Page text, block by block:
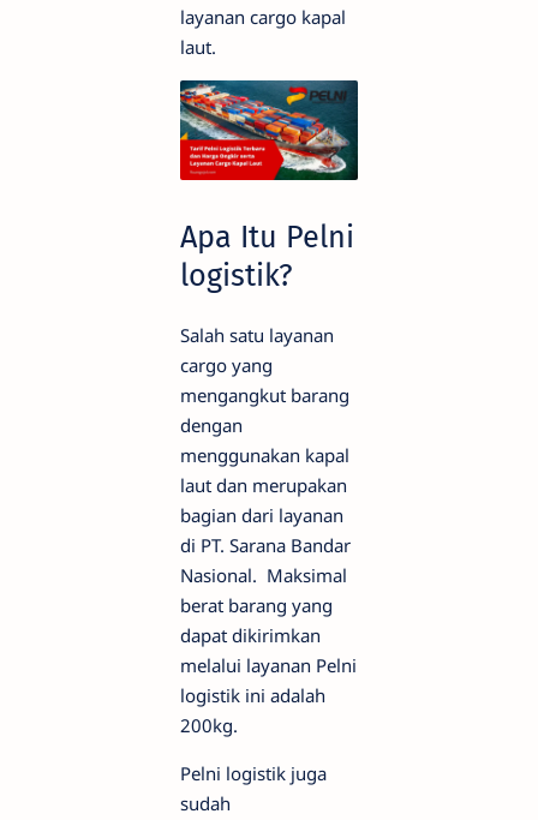
layanan cargo kapal
laut.
Apa Itu Pelni
logistik?
Salah satu layanan
cargo yang
mengangkut barang
dengan
menggunakan kapal
laut dan merupakan
bagian dari layanan
di PT. Sarana Bandar
Nasional. Maksimal
berat barang yang
dapat dikirimkan
melalui layanan Pelni
logistik ini adalah
200kg.
Pelni logistik juga
sudah